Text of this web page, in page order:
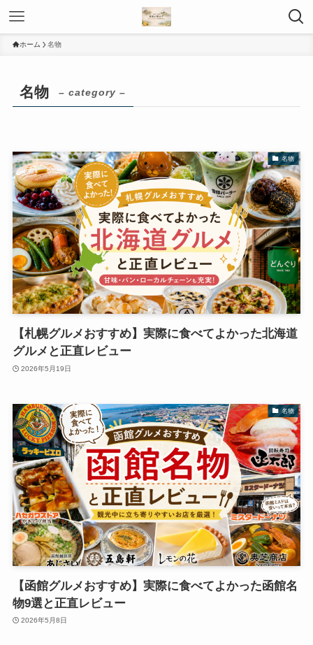
ホーム 名物
名物 – category –
名物
【札幌グルメおすすめ】実際に食べてよかった北海道
グルメと正直レビュー
2026年5月19日
名物
【函館グルメおすすめ】実際に食べてよかった函館名
物9選と正直レビュー
2026年5月8日